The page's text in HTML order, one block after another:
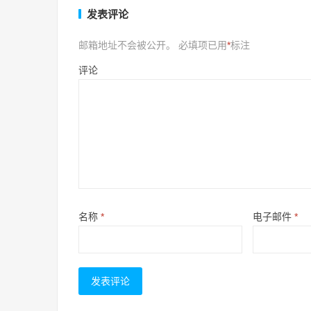
发表评论
邮箱地址不会被公开。 必填项已用*标注
评论
名称 * 电子邮件 *